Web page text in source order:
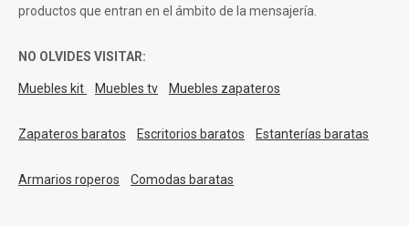
productos que entran en el ámbito de la mensajería.
NO OLVIDES VISITAR:
Muebles kit Muebles tv Muebles zapateros
Zapateros baratos Escritorios baratos Estanterías baratas
Armarios roperos Comodas baratas